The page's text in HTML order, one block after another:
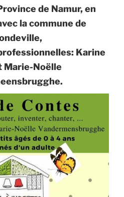
de Namur, en
la commune de
Karine
Marie-Noëlle